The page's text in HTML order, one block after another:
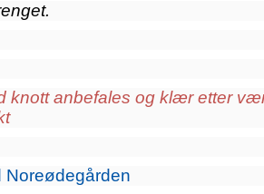
knott anbefales og klær etter
Noreødegården